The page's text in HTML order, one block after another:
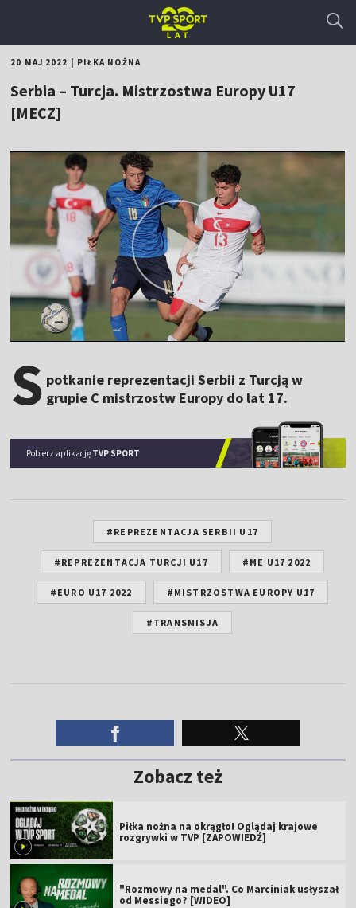
20 MAJ 2022 PIŁKA NOŻNA
Serbia – Turcja. Mistrzostwa Europy U17
[MECZ]
S potkanie reprezentacji Serbii z Turcją w
grupie C mistrzostw Europy do lat 17.
Pobierz aplikację TVP SPORT
#REPREZENTACJA SERBII U17
#REPREZENTACJA TURCJI U17 #ME U17 2022
#EURO U17 2022 #MISTRZOSTWA EUROPY U17
#TRANSMISJA
Zobacz też
Piłka nożna na okrągło! Oglądaj krajowe
rozgrywki w TVP [ZAPOWIEDŹ]
"Rozmowy na medal". Co Marciniak usłyszał
od Messiego? [WIDEO]